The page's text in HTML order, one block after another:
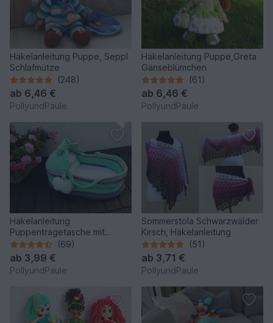
Häkelanleitung Puppe, Seppl
Schlafmütze
(248)
ab 6,46 €
PollyundPaule
Häkelanleitung Puppe,Greta
Gänseblümchen
(61)
ab 6,46 €
PollyundPaule
Häkelanleitung
Puppentragetasche mit
Babydecke & Kissen
(69)
ab 3,99 €
PollyundPaule
Sommerstola Schwarzwälder
Kirsch, Häkelanleitung
(51)
ab 3,71 €
PollyundPaule